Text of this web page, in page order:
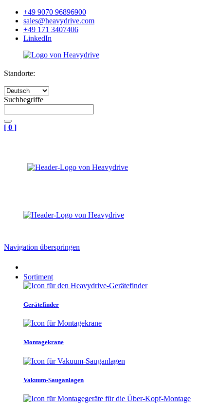
+49 9070 96896900
sales@heavydrive.com
+49 171 3407406
LinkedIn
Standorte:
Suchbegriffe
[ 0 ]
Navigation überspringen
Sortiment
Gerätefinder
Montagekrane
Vakuum-Sauganlagen